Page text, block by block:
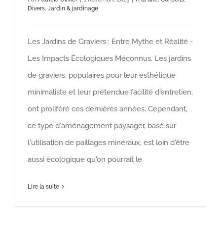
Divers, Jardin & jardinage
Les Jardins de Graviers : Entre Mythe et Réalité -
Les Impacts Écologiques Méconnus. Les jardins
de graviers, populaires pour leur esthétique
minimaliste et leur prétendue facilité d'entretien,
ont proliféré ces dernières années. Cependant,
ce type d'aménagement paysager, basé sur
l'utilisation de paillages minéraux, est loin d'être
aussi écologique qu'on pourrait le
Lire la suite